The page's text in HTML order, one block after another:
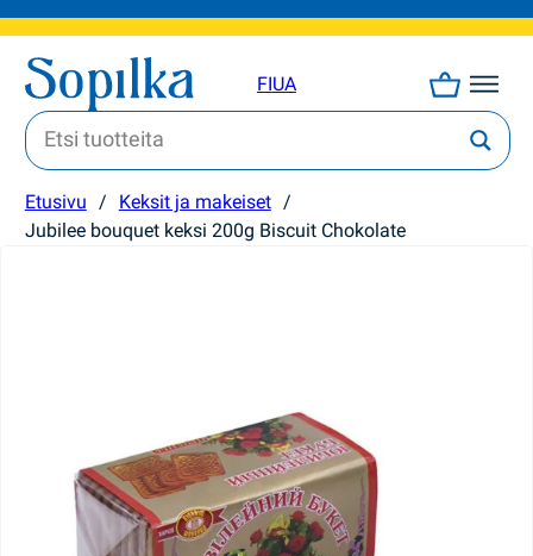
FIUA
Etusivu / Keksit ja makeiset /
Jubilee bouquet keksi 200g Biscuit Chokolate